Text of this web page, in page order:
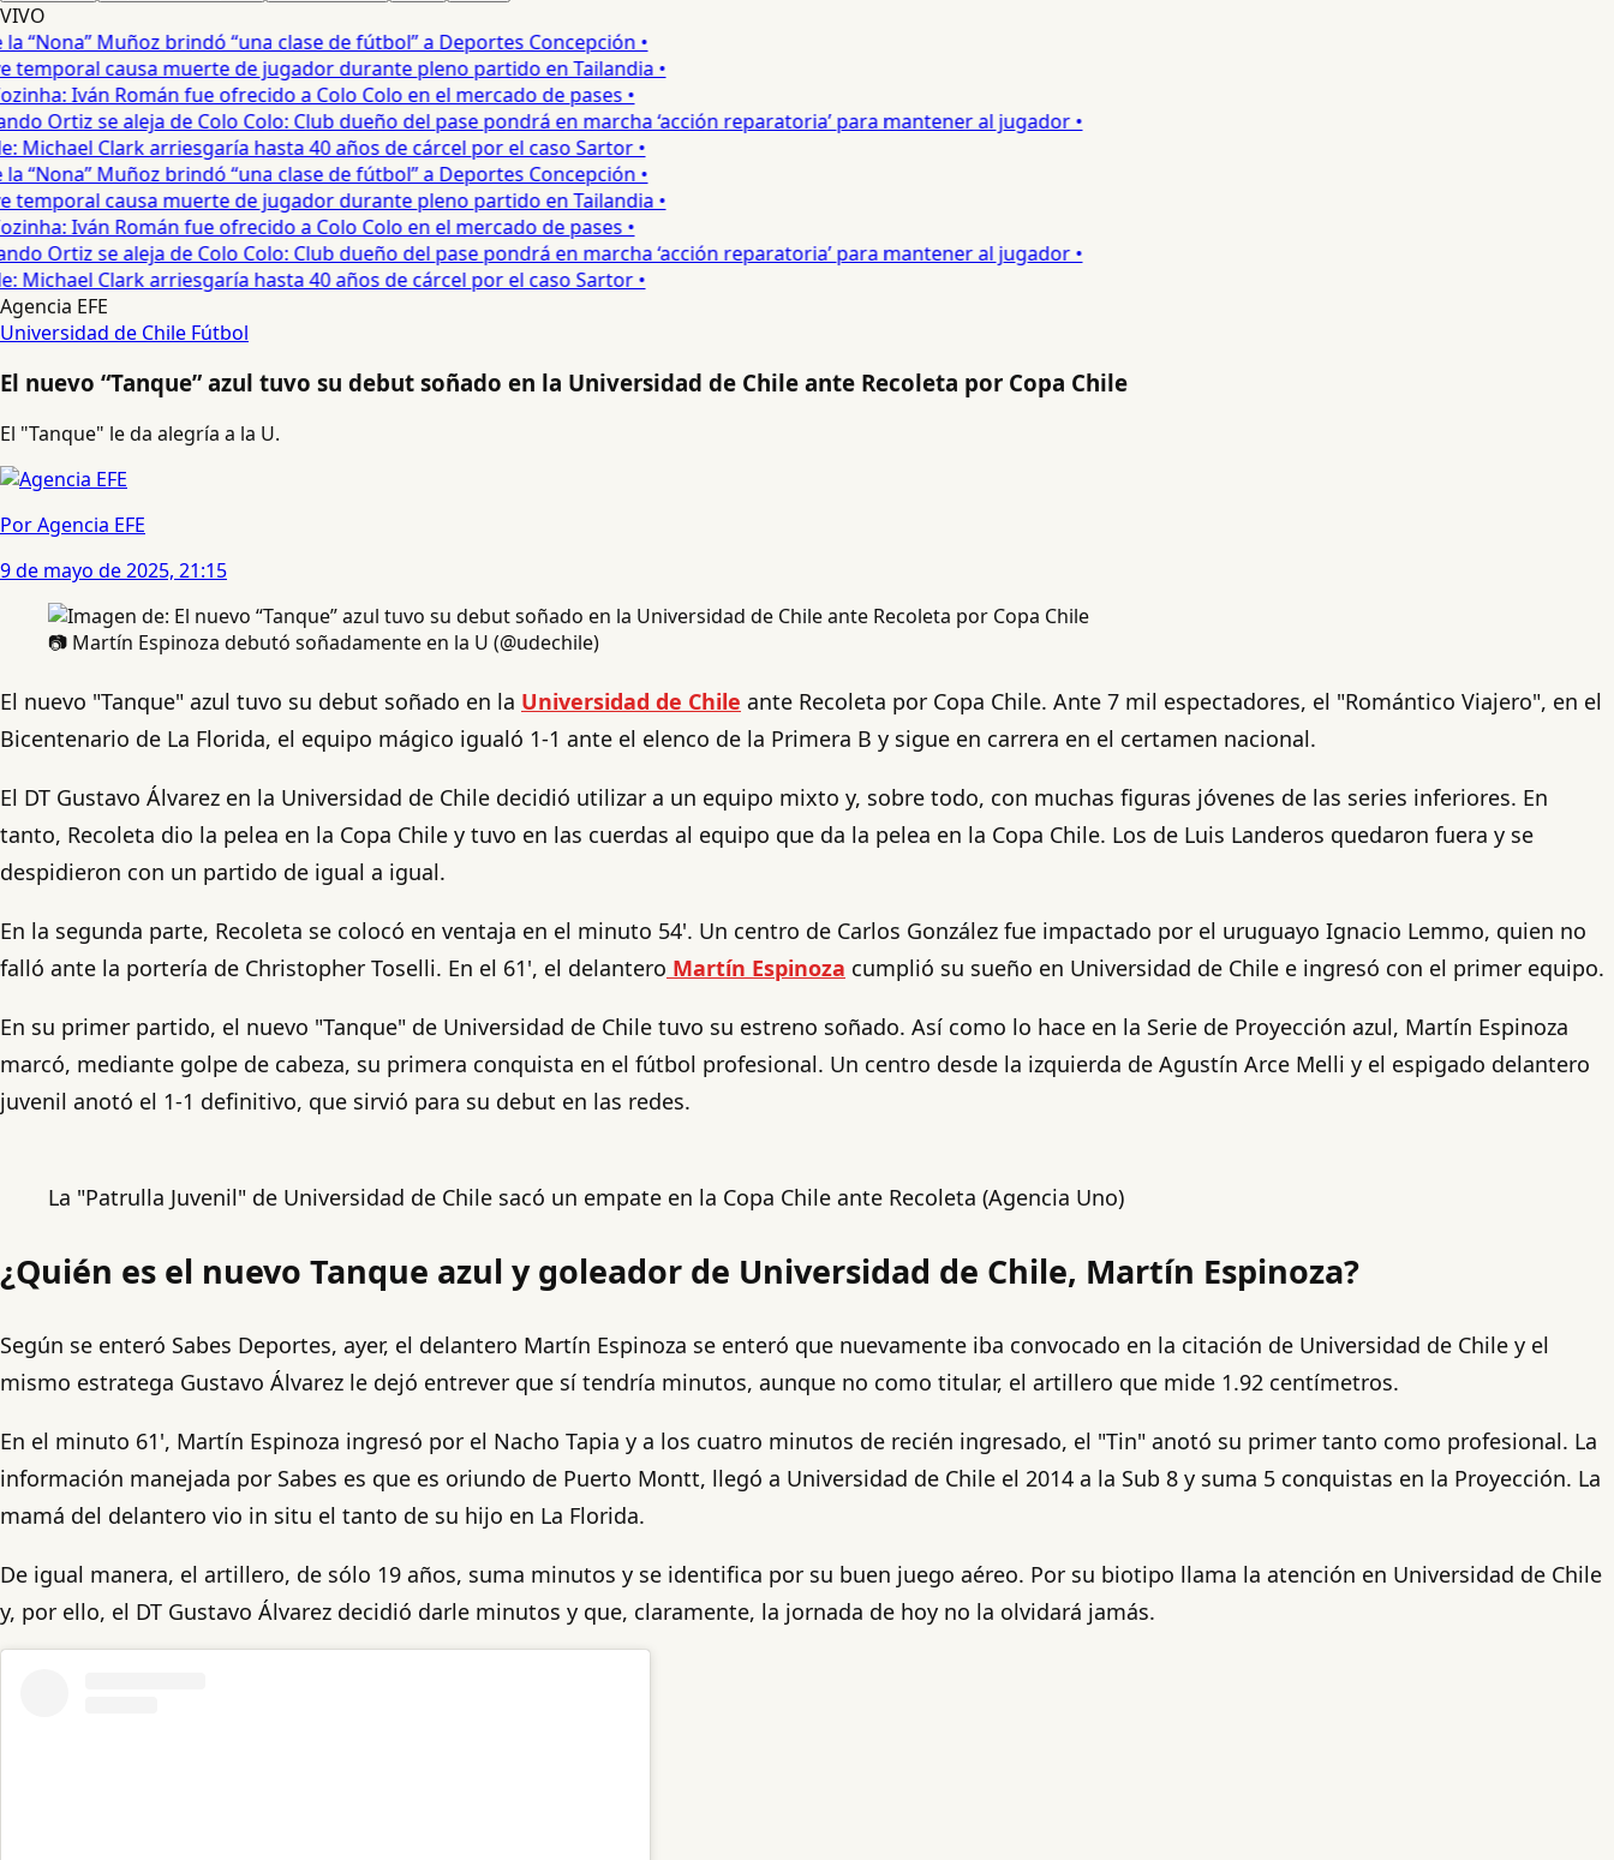
VIVO
Muñoz brindó “una clase de fútbol” a Deportes Concepción •
causa muerte de jugador durante pleno partido en Tailandia •
Iván Román fue ofrecido a Colo Colo en el mercado de pases •
Ortiz se aleja de Colo Colo: Club dueño del pase pondrá en marcha ‘acción reparatoria’ para mantener al jugador •
Clark arriesgaría hasta 40 años de cárcel por el caso Sartor •
Muñoz brindó “una clase de fútbol” a Deportes Concepción •
causa muerte de jugador durante pleno partido en Tailandia •
Iván Román fue ofrecido a Colo Colo en el mercado de pases •
Ortiz se aleja de Colo Colo: Club dueño del pase pondrá en marcha ‘acción reparatoria’ para mantener al jugador •
Clark arriesgaría hasta 40 años de cárcel por el caso Sartor •
Agencia EFE
Universidad de Chile Fútbol
El nuevo “Tanque” azul tuvo su debut soñado en la Universidad de Chile ante Recoleta por Copa Chile
El "Tanque" le da alegría a la U.
Por Agencia EFE
9 de mayo de 2025, 21:15
📷 Martín Espinoza debutó soñadamente en la U (@udechile)
El nuevo "Tanque" azul tuvo su debut soñado en la Universidad de Chile ante Recoleta por Copa Chile. Ante 7 mil espectadores, el "Romántico Viajero", en el
Bicentenario de La Florida, el equipo mágico igualó 1-1 ante el elenco de la Primera B y sigue en carrera en el certamen nacional.
El DT Gustavo Álvarez en la Universidad de Chile decidió utilizar a un equipo mixto y, sobre todo, con muchas figuras jóvenes de las series inferiores. En
tanto, Recoleta dio la pelea en la Copa Chile y tuvo en las cuerdas al equipo que da la pelea en la Copa Chile. Los de Luis Landeros quedaron fuera y se
despidieron con un partido de igual a igual.
En la segunda parte, Recoleta se colocó en ventaja en el minuto 54'. Un centro de Carlos González fue impactado por el uruguayo Ignacio Lemmo, quien no
falló ante la portería de Christopher Toselli. En el 61', el delantero Martín Espinoza cumplió su sueño en Universidad de Chile e ingresó con el primer equipo.
En su primer partido, el nuevo "Tanque" de Universidad de Chile tuvo su estreno soñado. Así como lo hace en la Serie de Proyección azul, Martín Espinoza
marcó, mediante golpe de cabeza, su primera conquista en el fútbol profesional. Un centro desde la izquierda de Agustín Arce Melli y el espigado delantero
juvenil anotó el 1-1 definitivo, que sirvió para su debut en las redes.
La "Patrulla Juvenil" de Universidad de Chile sacó un empate en la Copa Chile ante Recoleta (Agencia Uno)
¿Quién es el nuevo Tanque azul y goleador de Universidad de Chile, Martín Espinoza?
Según se enteró Sabes Deportes, ayer, el delantero Martín Espinoza se enteró que nuevamente iba convocado en la citación de Universidad de Chile y el
mismo estratega Gustavo Álvarez le dejó entrever que sí tendría minutos, aunque no como titular, el artillero que mide 1.92 centímetros.
En el minuto 61', Martín Espinoza ingresó por el Nacho Tapia y a los cuatro minutos de recién ingresado, el "Tin" anotó su primer tanto como profesional. La
información manejada por Sabes es que es oriundo de Puerto Montt, llegó a Universidad de Chile el 2014 a la Sub 8 y suma 5 conquistas en la Proyección. La
mamá del delantero vio in situ el tanto de su hijo en La Florida.
De igual manera, el artillero, de sólo 19 años, suma minutos y se identifica por su buen juego aéreo. Por su biotipo llama la atención en Universidad de Chile
y, por ello, el DT Gustavo Álvarez decidió darle minutos y que, claramente, la jornada de hoy no la olvidará jamás.